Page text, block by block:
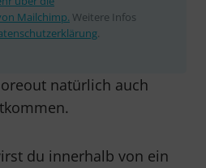
Mailchimp. Weitere Infos
.
natürlich auch
du innerhalb von ein